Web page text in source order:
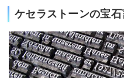
ケセラストーンの宝